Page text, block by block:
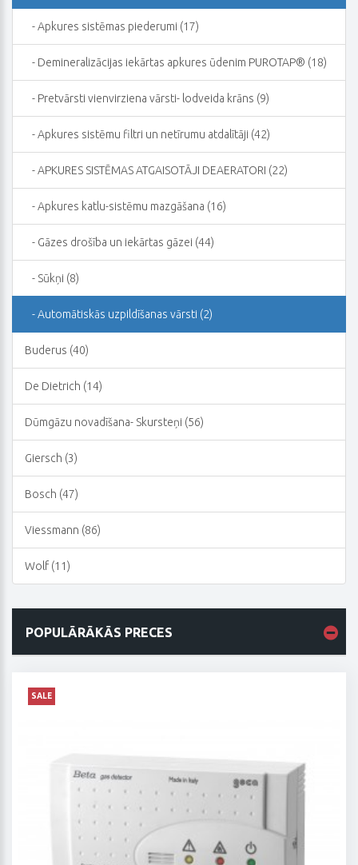
- Apkures sistēmas piederumi (17)
- Demineralizācijas iekārtas apkures ūdenim PUROTAP® (18)
- Pretvārsti vienvirziena vārsti- lodveida krāns (9)
- Apkures sistēmu filtri un netīrumu atdalītāji (42)
- APKURES SISTĒMAS ATGAISOTĀJI DEAERATORI (22)
- Apkures katlu-sistēmu mazgāšana (16)
- Gāzes drošība un iekārtas gāzei (44)
- Sūkņi (8)
- Automātiskās uzpildīšanas vārsti (2)
Buderus (40)
De Dietrich (14)
Dūmgāzu novadīšana- Skursteņi (56)
Giersch (3)
Bosch (47)
Viessmann (86)
Wolf (11)
POPULĀRĀKĀS PRECES
SALE